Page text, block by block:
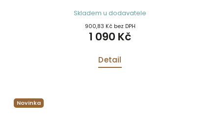
Skladem u dodavatele
900,83 Kč bez DPH
1 090 Kč
Detail
Novinka